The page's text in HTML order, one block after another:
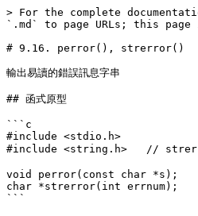
> For the complete
`.md` to page URLs; this
# 9.16. perror(), strerror()
輸出易讀的錯誤訊息字串
## 函式原型
```c
#include <stdio.h>
#include <string.h>   //
void perror(const char *s);
char *strerror(int errnum);
```